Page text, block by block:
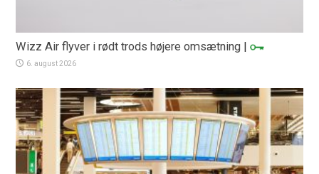
Wizz Air flyver i rødt trods højere omsætning |
6. august 2026